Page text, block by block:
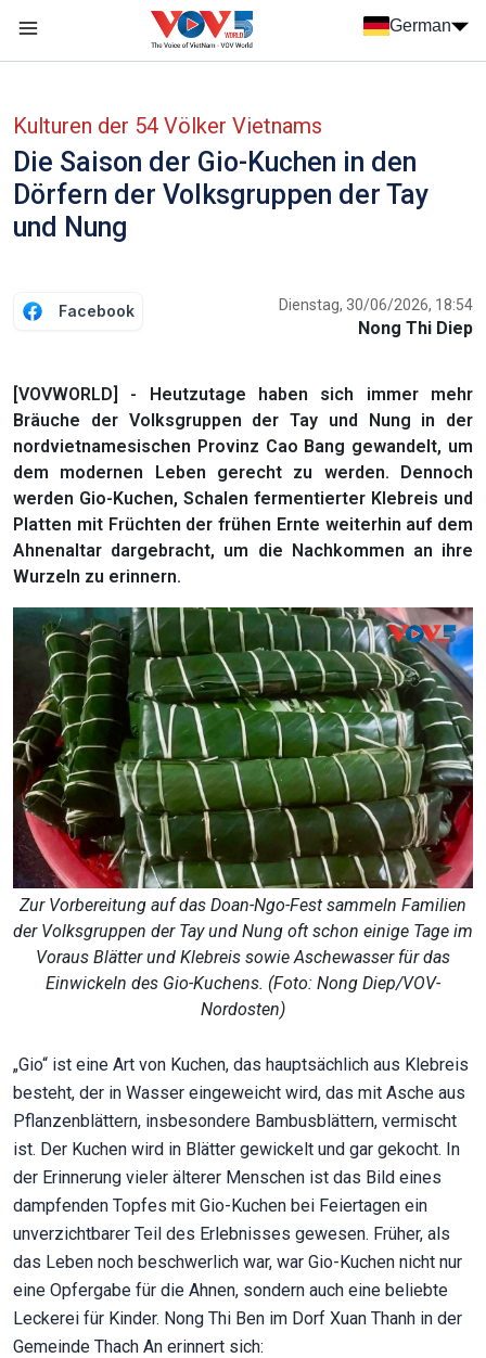
German
Kulturen der 54 Völker Vietnams
Die Saison der Gio-Kuchen in den
Dörfern der Volksgruppen der Tay
und Nung
Facebook Dienstag, 30/06/2026, 18:54
Nong Thi Diep
[VOVWORLD] - Heutzutage haben sich immer mehr
Bräuche der Volksgruppen der Tay und Nung in der
nordvietnamesischen Provinz Cao Bang gewandelt, um
dem modernen Leben gerecht zu werden. Dennoch
werden Gio-Kuchen, Schalen fermentierter Klebreis und
Platten mit Früchten der frühen Ernte weiterhin auf dem
Ahnenaltar dargebracht, um die Nachkommen an ihre
Wurzeln zu erinnern.
Zur Vorbereitung auf das Doan-Ngo-Fest sammeln Familien
der Volksgruppen der Tay und Nung oft schon einige Tage im
Voraus Blätter und Klebreis sowie Aschewasser für das
Einwickeln des Gio-Kuchens. (Foto: Nong Diep/VOV-
Nordosten)
„Gio“ ist eine Art von Kuchen, das hauptsächlich aus Klebreis
besteht, der in Wasser eingeweicht wird, das mit Asche aus
Pflanzenblättern, insbesondere Bambusblättern, vermischt
ist. Der Kuchen wird in Blätter gewickelt und gar gekocht. In
der Erinnerung vieler älterer Menschen ist das Bild eines
dampfenden Topfes mit Gio-Kuchen bei Feiertagen ein
unverzichtbarer Teil des Erlebnisses gewesen. Früher, als
das Leben noch beschwerlich war, war Gio-Kuchen nicht nur
eine Opfergabe für die Ahnen, sondern auch eine beliebte
Leckerei für Kinder. Nong Thi Ben im Dorf Xuan Thanh in der
Gemeinde Thach An erinnert sich: